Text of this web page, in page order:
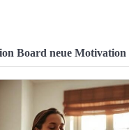
Board neue Motivation